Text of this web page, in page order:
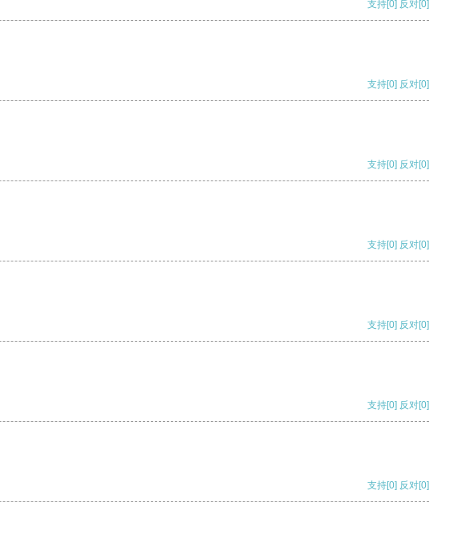
支持[0] 反对[0]
支持[0] 反对[0]
支持[0] 反对[0]
支持[0] 反对[0]
支持[0] 反对[0]
支持[0] 反对[0]
支持[0] 反对[0]